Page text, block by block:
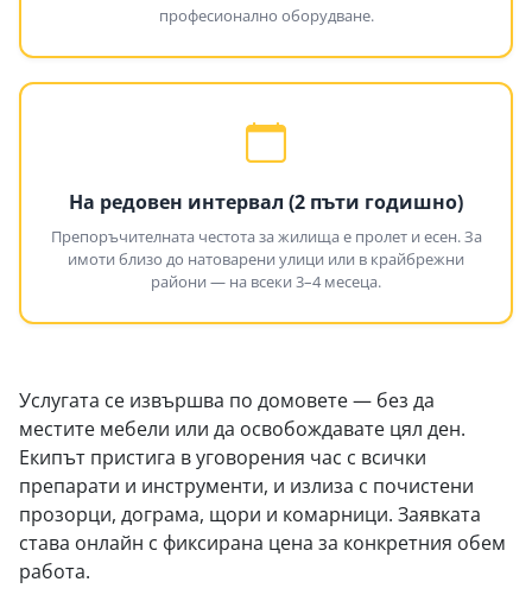
професионално оборудване.
На редовен интервал (2 пъти годишно)
Препоръчителната честота за жилища е пролет и есен. За
имоти близо до натоварени улици или в крайбрежни
райони — на всеки 3–4 месеца.
Услугата се извършва по домовете — без да
местите мебели или да освобождавате цял ден.
Екипът пристига в уговорения час с всички
препарати и инструменти, и излиза с почистени
прозорци, дограма, щори и комарници. Заявката
става онлайн с фиксирана цена за конкретния обем
работа.